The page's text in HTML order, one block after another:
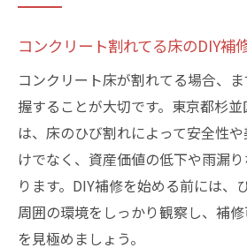
コンクリート割れてる床のDIY補
コンクリート床が割れてる場合、
握することが大切です。東京都杉
は、床のひび割れによって安全性
けでなく、資産価値の低下や雨漏
ります。DIY補修を始める前には、
周囲の環境をしっかり観察し、補
を見極めましょう。